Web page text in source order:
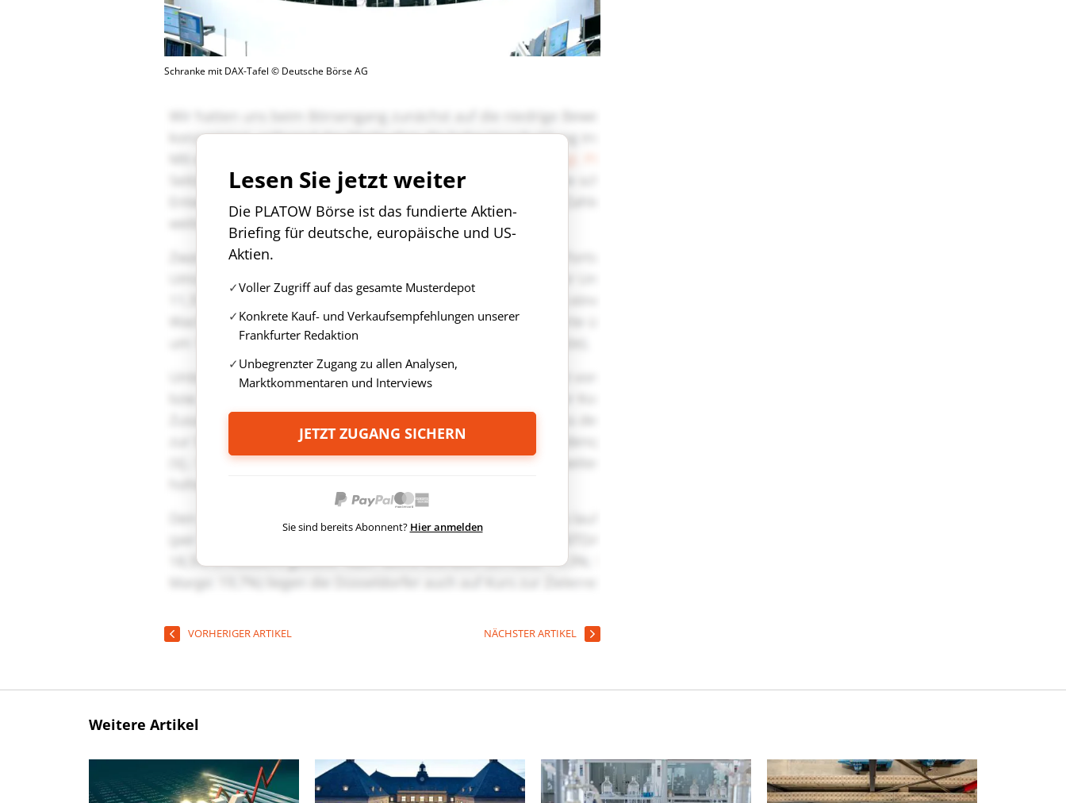
Schranke mit DAX-Tafel © Deutsche Börse AG
Lesen Sie jetzt weiter
Die PLATOW Börse ist das fundierte Aktien-
Briefing für deutsche, europäische und US-
Aktien.
Voller Zugriff auf das gesamte Musterdepot
Konkrete Kauf- und Verkaufsempfehlungen unserer
Frankfurter Redaktion
Unbegrenzter Zugang zu allen Analysen,
Marktkommentaren und Interviews
JETZT ZUGANG SICHERN
Sie sind bereits Abonnent? Hier anmelden
VORHERIGER ARTIKEL NÄCHSTER ARTIKEL
Weitere Artikel